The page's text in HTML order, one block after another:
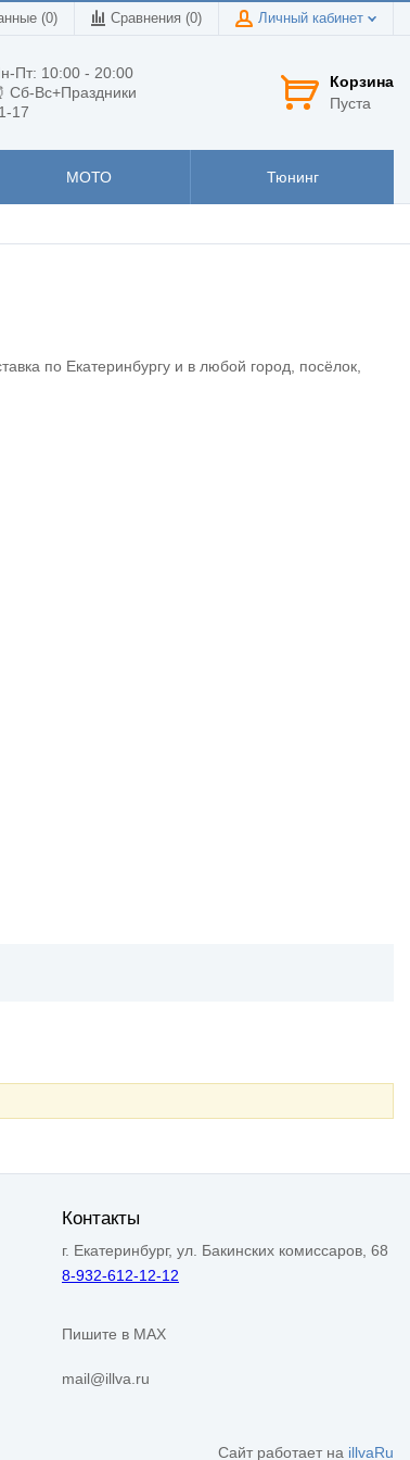
(0) Сравнения (0) Личный кабинет
Пт: 10:00 - 20:00
Сб-Вс+Праздники
17
Корзина
Пуста
МОТО Тюнинг
по Екатеринбургу и в любой город, посёлок,
Контакты
г. Екатеринбург, ул. Бакинских комиссаров, 68
8-932-612-12-12
Пишите в MAX
mail@illva.ru
Сайт работает на illvaRu